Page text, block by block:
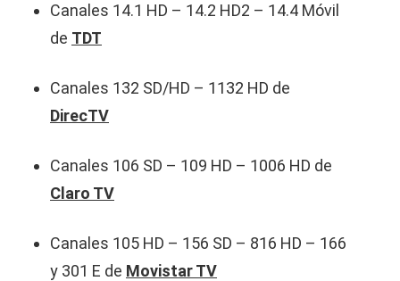
Canales 14.1 HD – 14.2 HD2 – 14.4 Móvil
de TDT
Canales 132 SD/HD – 1132 HD de
DirecTV
Canales 106 SD – 109 HD – 1006 HD de
Claro TV
Canales 105 HD – 156 SD – 816 HD – 166
y 301 E de Movistar TV